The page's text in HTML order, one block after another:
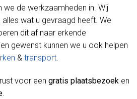
we de werkzaamheden in. Wij
wat u gevraagd heeft. We
dit af naar erkende
gewenst kunnen we u ook helpen
& transport.
voor een gratis plaatsbezoek en
.